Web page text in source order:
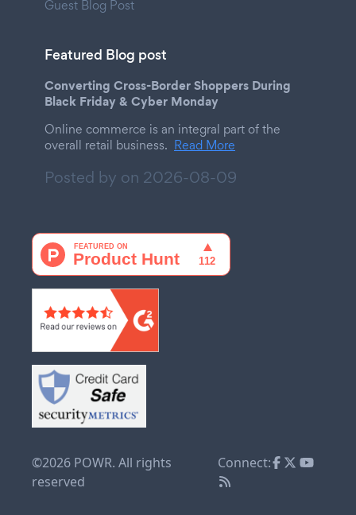
Guest Blog Post
Featured Blog post
Converting Cross-Border Shoppers During
Black Friday & Cyber Monday
Online commerce is an integral part of the
overall retail business. Read More
Posted by on 2026-08-09
©2026 POWR. All rights
reserved
Connect: